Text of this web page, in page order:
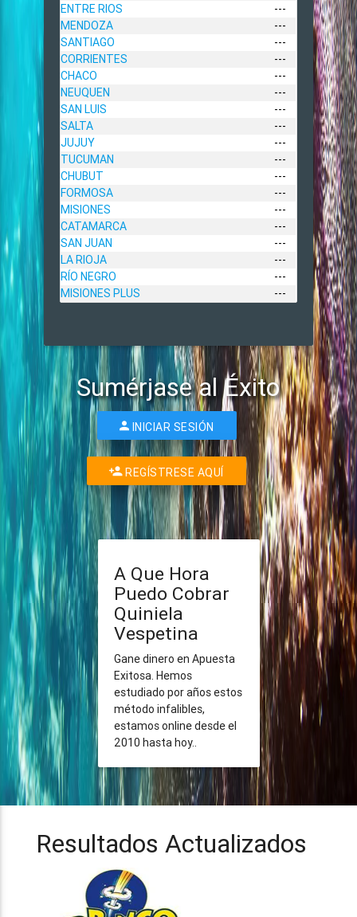
ENTRE RIOS
---
MENDOZA
---
SANTIAGO
---
CORRIENTES
---
CHACO
---
NEUQUEN
---
SAN LUIS
---
SALTA
---
JUJUY
---
TUCUMAN
---
CHUBUT
---
FORMOSA
---
MISIONES
---
CATAMARCA
---
SAN JUAN
---
LA RIOJA
---
RÍO NEGRO
---
MISIONES PLUS
---
Sumérjase al Éxito
INICIAR SESIÓN
REGÍSTRESE AQUÍ
A Que Hora
Puedo Cobrar
Quiniela
Vespetina
Gane dinero en Apuesta
Exitosa. Hemos
estudiado por años estos
método infalibles,
estamos online desde el
2010 hasta hoy..
Resultados Actualizados